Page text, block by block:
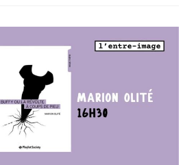
De
Lahmi,
Grenoble
23
Mars
2024
Au
Ciel